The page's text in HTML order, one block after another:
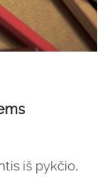
iš pykčio,